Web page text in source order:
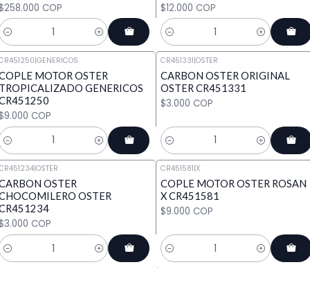
COP $12.000 COP
Cantidad
|GENERICOS
MOTOR OSTER
GENERICOS
COP
CR451331|OSTER
CARBON OSTER ORIGINAL
OSTER CR451331
$3.000 COP
Cantidad
|OSTER
OSTER
OSTER
COP
CR451581|X
COPLE MOTOR OSTER ROSAN
X CR451581
$9.000 COP
Cantidad